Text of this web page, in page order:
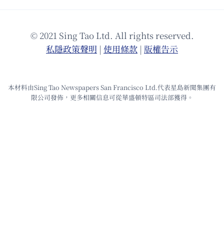
© 2021 Sing Tao Ltd. All rights reserved.
私隱政策聲明 | 使⽤條款 | 版權告⽰
本材料由Sing Tao Newspapers San Francisco Ltd.代表星島新聞集團有
限公司發佈，更多相關信息可從華盛頓特區司法部獲得。